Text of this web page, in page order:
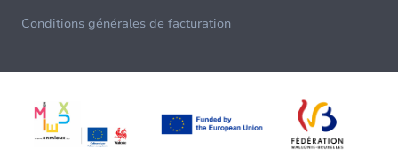
Conditions générales de facturation